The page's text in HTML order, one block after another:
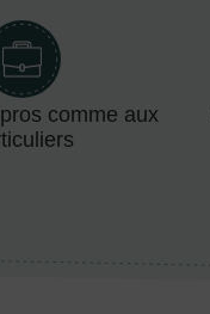
comme aux